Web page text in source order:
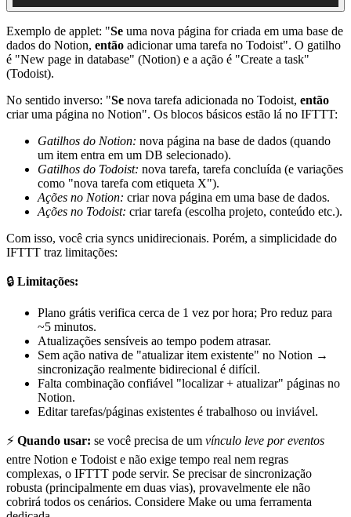
Exemplo de applet: "Se uma nova página for criada em uma base de
dados do Notion, então adicionar uma tarefa no Todoist". O gatilho
é "New page in database" (Notion) e a ação é "Create a task"
(Todoist).
No sentido inverso: "Se nova tarefa adicionada no Todoist, então
criar uma página no Notion". Os blocos básicos estão lá no IFTTT:
Gatilhos do Notion: nova página na base de dados (quando
um item entra em um DB selecionado).
Gatilhos do Todoist: nova tarefa, tarefa concluída (e variações
como "nova tarefa com etiqueta X").
Ações no Notion: criar nova página em uma base de dados.
Ações no Todoist: criar tarefa (escolha projeto, conteúdo etc.).
Com isso, você cria syncs unidirecionais. Porém, a simplicidade do
IFTTT traz limitações:
🔒 Limitações:
Plano grátis verifica cerca de 1 vez por hora; Pro reduz para
~5 minutos.
Atualizações sensíveis ao tempo podem atrasar.
Sem ação nativa de "atualizar item existente" no Notion →
sincronização realmente bidirecional é difícil.
Falta combinação confiável "localizar + atualizar" páginas no
Notion.
Editar tarefas/páginas existentes é trabalhoso ou inviável.
⚡ Quando usar: se você precisa de um vínculo leve por eventos
entre Notion e Todoist e não exige tempo real nem regras
complexas, o IFTTT pode servir. Se precisar de sincronização
robusta (principalmente em duas vias), provavelmente ele não
cobrirá todos os cenários. Considere Make ou uma ferramenta